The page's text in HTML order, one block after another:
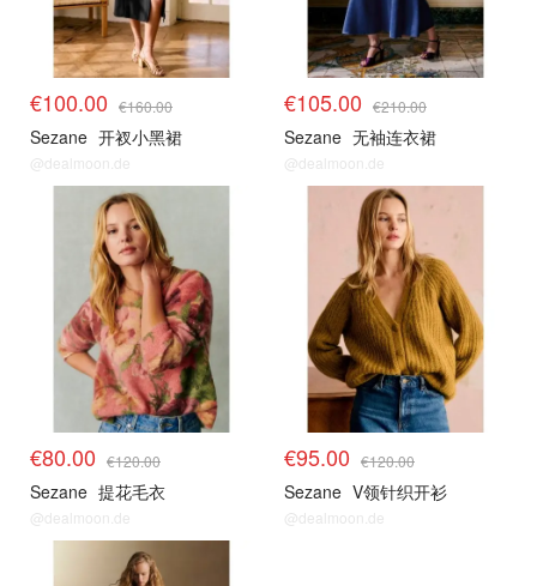
€100.00 €160.00
Sezane 开衩小黑裙
@dealmoon.de
€105.00 €210.00
Sezane 无袖连衣裙
@dealmoon.de
€80.00 €120.00
Sezane 提花毛衣
@dealmoon.de
€95.00 €120.00
Sezane V领针织开衫
@dealmoon.de